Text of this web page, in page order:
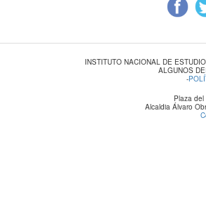
INSTITUTO NACIONAL DE
ALGUNOS
-
Plaza
Alcaldia Álvaro